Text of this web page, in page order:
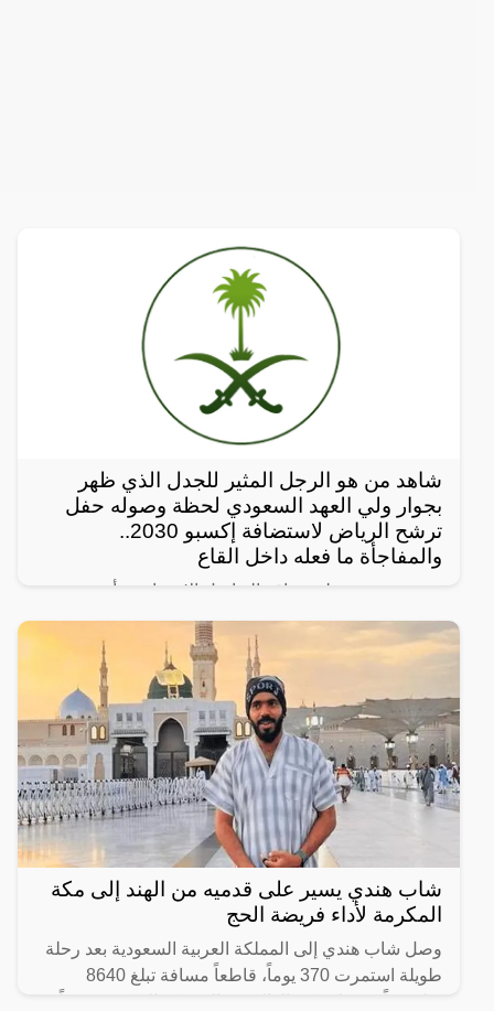
شاهد من هو الرجل المثير للجدل الذي ظهر
بجوار ولي العهد السعودي لحظة وصوله حفل
ترشح الرياض لاستضافة إكسبو 2030..
والمفاجأة ما فعله داخل القاع
رصد مغردون على مواقع التواصل الإجتماعي، أحدث
ظهور للرجل المجهول ذو النظرات الحادة الذي يقف دوماً
بالقرب من ولي العهد السعودي الأمير محمد بن سلمان
شاب هندي يسير على قدميه من الهند إلى مكة
المكرمة لأداء فريضة الحج
وصل شاب هندي إلى المملكة العربية السعودية بعد رحلة
طويلة استمرت 370 يوماً، قاطعاً مسافة تبلغ 8640